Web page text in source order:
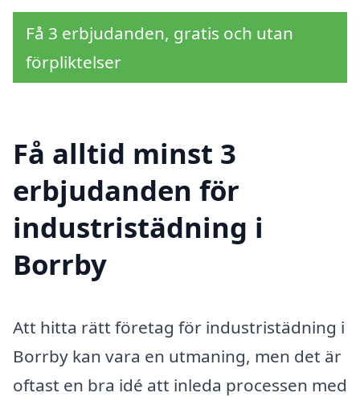
Få 3 erbjudanden, gratis och utan
förpliktelser
Få alltid minst 3
erbjudanden för
industristädning i
Borrby
Att hitta rätt företag för industristädning i
Borrby kan vara en utmaning, men det är
oftast en bra idé att inleda processen med